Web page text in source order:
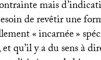
mais
de revêtir une
«incarnée»
et qu’il y a du sens à